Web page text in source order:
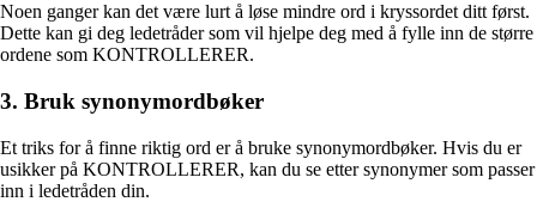
Noen ganger kan det være lurt å løse mindre ord i kryssordet ditt først.
Dette kan gi deg ledetråder som vil hjelpe deg med å fylle inn de større
ordene som KONTROLLERER.
3. Bruk synonymordbøker
Et triks for å finne riktig ord er å bruke synonymordbøker. Hvis du er
usikker på KONTROLLERER, kan du se etter synonymer som passer
inn i ledetråden din.